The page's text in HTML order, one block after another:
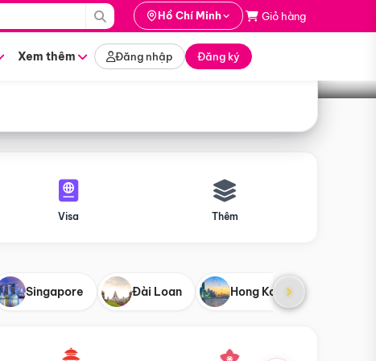
Hồ Chí Minh Giỏ hàng
Xem thêm Đăng nhập Đăng ký
Tìm tour
Visa Thêm
Singapore Đài Loan Hong Kong